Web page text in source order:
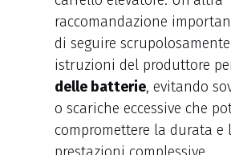
raccomandazione
di seguire
istruzioni del produttore
delle batterie, evitando
o scariche eccessive che
compromettere la durata e
prestazioni complessive.